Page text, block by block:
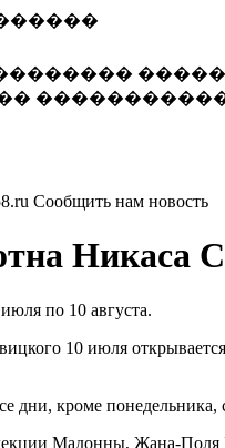
Сообщить нам новость
Никаса
по 10 августа.
10 июля
дни, кроме понедельника,
Мадонны, Жана-